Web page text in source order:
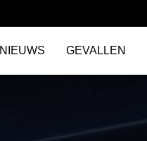
NIEUWS GEVALLEN